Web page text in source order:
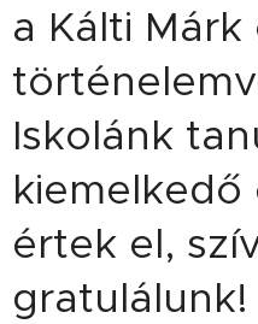
a Kálti
Iskolánk
értek el,
gratulálunk!